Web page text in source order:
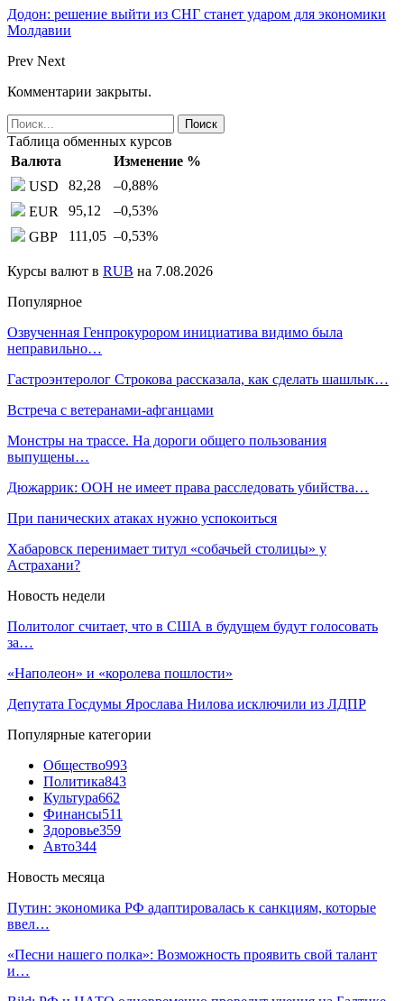
Додон: решение выйти из СНГ станет ударом для экономики
Молдавии
Prev Next
Комментарии закрыты.
Таблица обменных курсов
Валюта
Изменение %
USD
82,28 –0,88%
EUR
95,12 –0,53%
GBP
111,05 –0,53%
Курсы валют в RUB на 7.08.2026
Популярное
Озвученная Генпрокурором инициатива видимо была
неправильно…
Гастроэнтеролог Строкова рассказала, как сделать шашлык…
Встреча с ветеранами-афганцами
Монстры на трассе. На дороги общего пользования
выпущены…
Дюжаррик: ООН не имеет права расследовать убийства…
При панических атаках нужно успокоиться
Хабаровск перенимает титул «собачьей столицы» у
Астрахани?
Новость недели
Политолог считает, что в США в будущем будут голосовать
за…
«Наполеон» и «королева пошлости»
Депутата Госдумы Ярослава Нилова исключили из ЛДПР
Популярные категории
Общество993
Политика843
Культура662
Финансы511
Здоровье359
Авто344
Новость месяца
Путин: экономика РФ адаптировалась к санкциям, которые
ввел…
«Песни нашего полка»: Возможность проявить свой талант
и…